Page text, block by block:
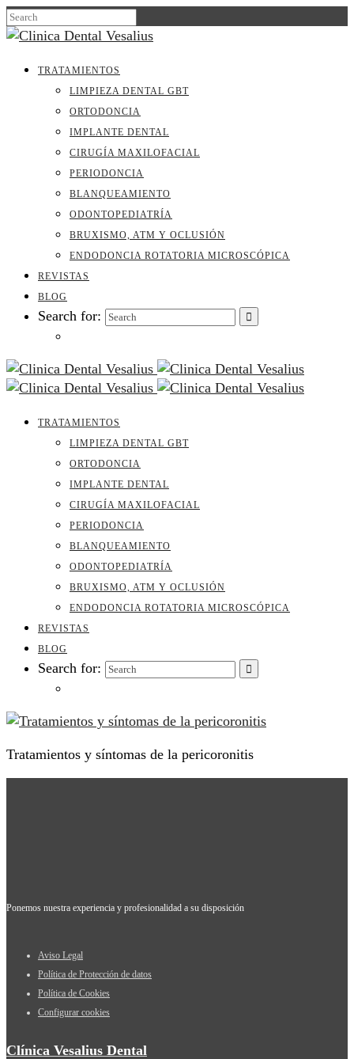
TRATAMIENTOS
LIMPIEZA DENTAL GBT
ORTODONCIA
IMPLANTE DENTAL
CIRUGÍA MAXILOFACIAL
PERIODONCIA
BLANQUEAMIENTO
ODONTOPEDIATRÍA
BRUXISMO, ATM Y OCLUSIÓN
ENDODONCIA ROTATORIA MICROSCÓPICA
REVISTAS
BLOG
Search for:
TRATAMIENTOS
LIMPIEZA DENTAL GBT
ORTODONCIA
IMPLANTE DENTAL
CIRUGÍA MAXILOFACIAL
PERIODONCIA
BLANQUEAMIENTO
ODONTOPEDIATRÍA
BRUXISMO, ATM Y OCLUSIÓN
ENDODONCIA ROTATORIA MICROSCÓPICA
REVISTAS
BLOG
Search for:
Tratamientos y síntomas de la pericoronitis
Ponemos nuestra experiencia y profesionalidad a su disposición
Aviso Legal
Política de Protección de datos
Política de Cookies
Configurar cookies
Clínica Vesalius Dental